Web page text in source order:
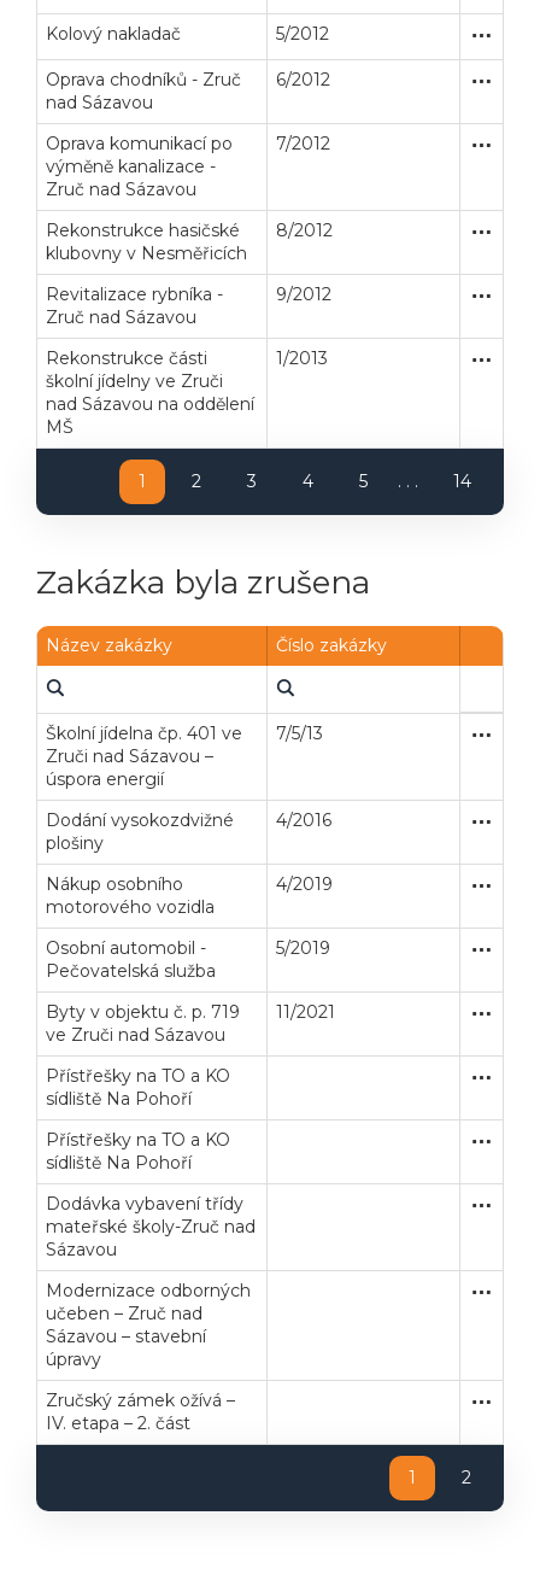
Kolový nakladač 5/2012
Oprava chodníků - Zruč
nad Sázavou
6/2012
Oprava komunikací po
výměně kanalizace -
Zruč nad Sázavou
7/2012
Rekonstrukce hasičské
klubovny v Nesměřicích
8/2012
Revitalizace rybníka -
Zruč nad Sázavou
9/2012
Rekonstrukce části
školní jídelny ve Zruči
nad Sázavou na oddělení
MŠ
1/2013
1 2 3 4 5 . . . 14
Zakázka byla zrušena
Název zakázky Číslo zakázky
Školní jídelna čp. 401 ve
Zruči nad Sázavou –
úspora energií
7/5/13
Dodání vysokozdvižné
plošiny
4/2016
Nákup osobního
motorového vozidla
4/2019
Osobní automobil -
Pečovatelská služba
5/2019
Byty v objektu č. p. 719
ve Zruči nad Sázavou
11/2021
Přístřešky na TO a KO
sídliště Na Pohoří
Přístřešky na TO a KO
sídliště Na Pohoří
Dodávka vybavení třídy
mateřské školy-Zruč nad
Sázavou
Modernizace odborných
učeben – Zruč nad
Sázavou – stavební
úpravy
Zručský zámek ožívá –
IV. etapa – 2. část
1 2
Veřejné zakázky Zadavatel